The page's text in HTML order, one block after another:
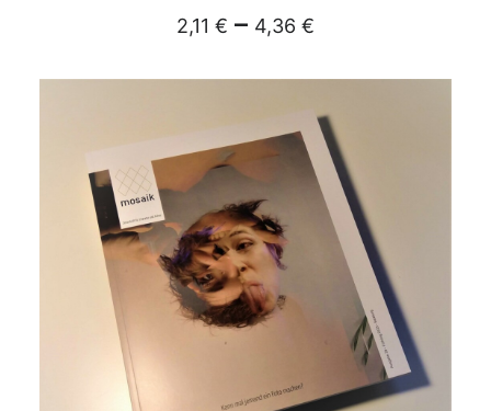
2,11 € – 4,36 €